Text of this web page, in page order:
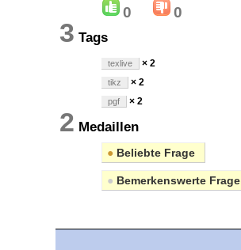
0 0
3 Tags
texlive × 2
tikz × 2
pgf × 2
2 Medaillen
● Beliebte Frage
● Bemerkenswerte Frage